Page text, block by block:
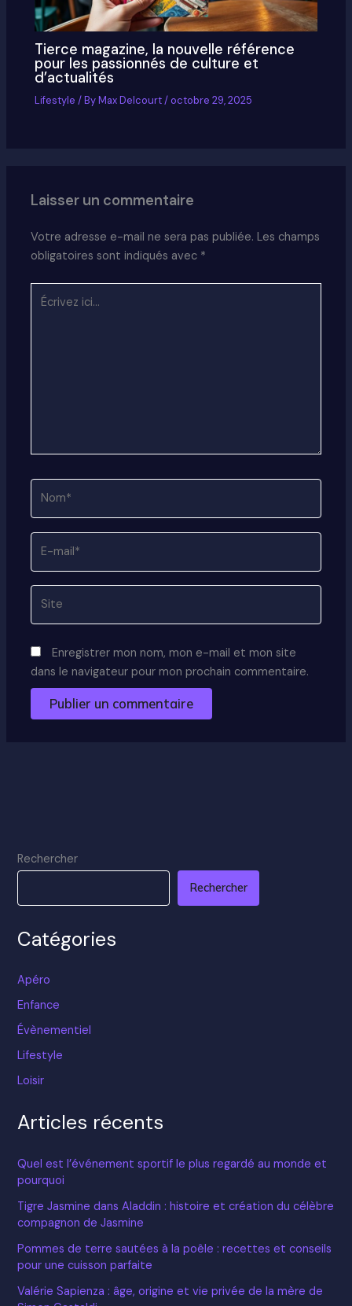
Tierce magazine, la nouvelle référence
pour les passionnés de culture et
d’actualités
Lifestyle / ByMax Delcourt/octobre 29, 2025
Laisser un commentaire
Votre adresse e-mail ne sera pas publiée. Les champs
obligatoires sont indiqués avec *
ici…
E-
mail*
Site
Enregistrer mon nom, mon e-mail et mon site
dans le navigateur pour mon prochain commentaire.
Rechercher
Rechercher
Catégories
Apéro
Enfance
Évènementiel
Lifestyle
Loisir
Articles récents
Quel est l’événement sportif le plus regardé au monde et
pourquoi
Tigre Jasmine dans Aladdin : histoire et création du célèbre
compagnon de Jasmine
Pommes de terre sautées à la poêle : recettes et conseils
pour une cuisson parfaite
Valérie Sapienza : âge, origine et vie privée de la mère de